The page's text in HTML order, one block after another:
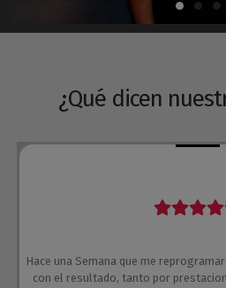
¿Qué dicen
Hace una Semana que me
con el resultado, tanto por